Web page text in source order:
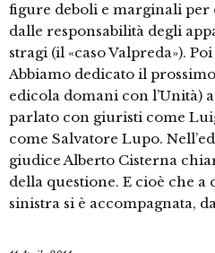
figure deboli e marginali per
dalle responsabilità degli
stragi (il «caso Valpreda»).
Abbiamo dedicato il
edicola domani con l’Unità)
parlato con giuristi come
come Salvatore Lupo.
giudice Alberto Cisterna
della questione. E cioè che a
sinistra si è accompagnata,